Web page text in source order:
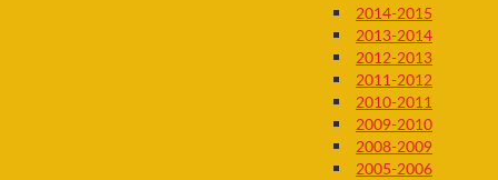
2014-2015
2013-2014
2012-2013
2011-2012
2010-2011
2009-2010
2008-2009
2005-2006